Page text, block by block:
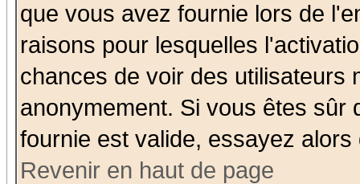
que vous avez fournie lors de
raisons pour lesquelles
chances de voir des utilisateurs
anonymement. Si vous êtes sûr
fournie est valide, essayez
Revenir en haut de page